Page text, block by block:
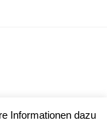
Informationen dazu